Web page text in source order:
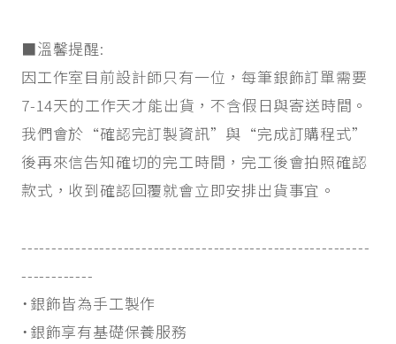
■溫馨提醒:
因工作室目前設計師只有一位，每筆銀飾訂單需要
7-14天的工作天才能出貨，不含假日與寄送時間。
我們會於“確認完訂製資訊”與“完成訂購程式”
後再來信告知確切的完工時間，完工後會拍照確認
款式，收到確認回覆就會立即安排出貨事宜。
----------------------------------------------------------
------------
˙銀飾皆為手工製作
˙銀飾享有基礎保養服務